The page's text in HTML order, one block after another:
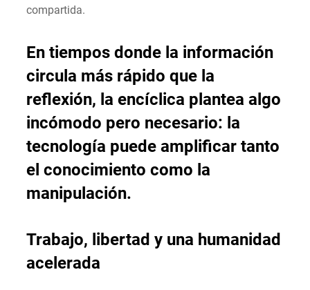
compartida.
En tiempos donde la información
circula más rápido que la
reflexión, la encíclica plantea algo
incómodo pero necesario: la
tecnología puede amplificar tanto
el conocimiento como la
manipulación.
Trabajo, libertad y una humanidad
acelerada